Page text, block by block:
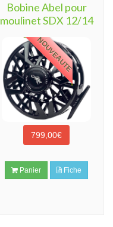
Bobine Abel pour
moulinet SDX 12/14
NOUVEAUTE
799,00€
Panier Fiche